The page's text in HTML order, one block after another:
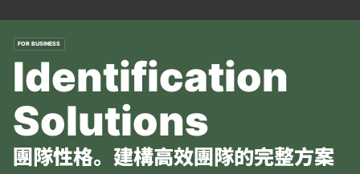
FOR BUSINESS
Identification
Solutions
團隊性格。建構高效團隊的完整方案